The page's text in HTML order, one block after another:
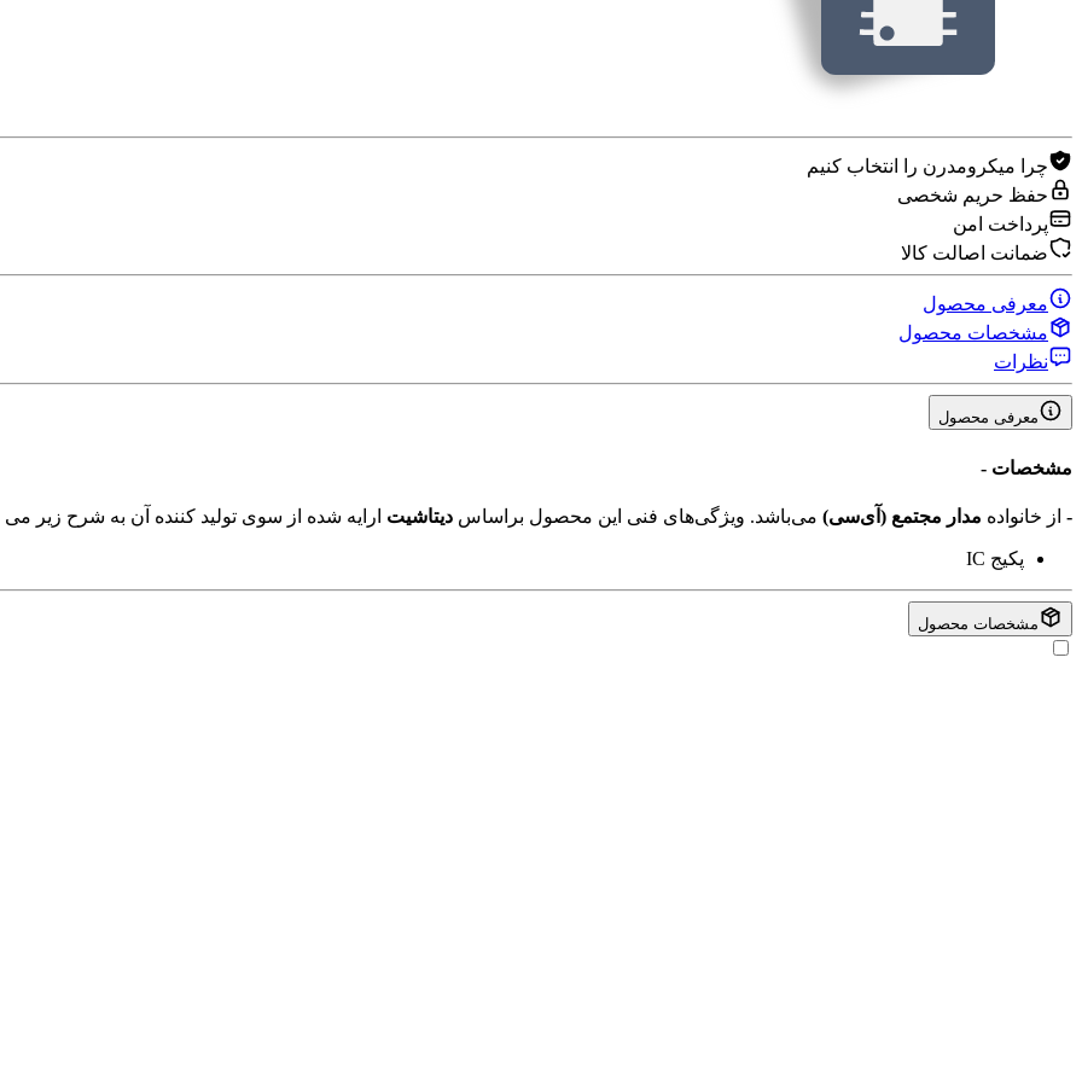
چرا میکرومدرن را انتخاب کنیم
حفظ حریم شخصی
پرداخت امن
ضمانت اصالت کالا
معرفی محصول
مشخصات محصول
نظرات
معرفی محصول
مشخصات -
- از خانواده مدار مجتمع (آی‌سی‌) می‌باشد. ویژگی‌های فنی این محصول براساس دیتاشیت ارایه شده از سوی تولید کننده آن به شرح زیر می
پکیج IC
مشخصات محصول